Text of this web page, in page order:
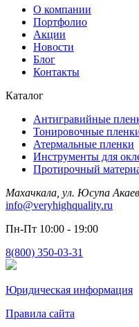
О компании
Портфолио
Акции
Новости
Блог
Контакты
Каталог
Антигравийные
Тонировочные
Атермальные пленки
Инструменты для
Протирочный
Махачкала, ул. Юсупа
info@veryhighquality.ru
Пн-Пт 10:00 - 19:00
8(800) 350-03-31
Юридическая информация
Правила сайта